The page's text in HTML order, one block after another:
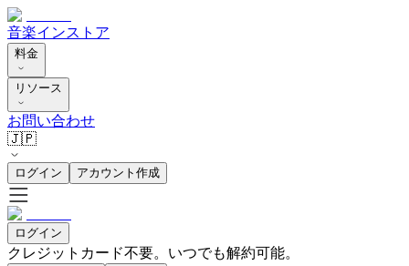
音楽インストア
料金
リソース
お問い合わせ
🇯🇵
ログイン アカウント作成
ログイン
クレジットカード不要。いつでも解約可能。